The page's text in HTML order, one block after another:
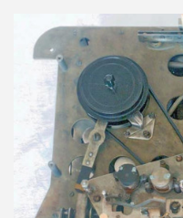
Kontakt
Newsletter
Magazyny
Archiwum
Do pobrania